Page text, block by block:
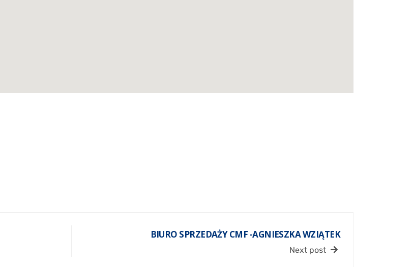
BIURO SPRZEDAŻY CMF -AGNIESZKA WZIĄTEK
Next post